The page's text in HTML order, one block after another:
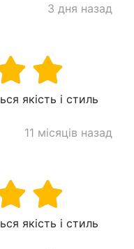
3 дня назад
якість і стиль
11 місяців назад
якість і стиль